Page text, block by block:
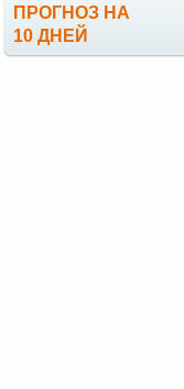
ПРОГНОЗ НА
10 ДНЕЙ